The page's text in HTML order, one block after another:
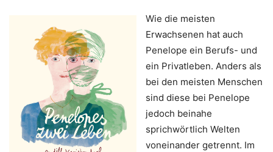
Wie die meisten
Erwachsenen hat auch
Penelope ein Berufs- und
ein Privatleben. Anders als
bei den meisten Menschen
sind diese bei Penelope
jedoch beinahe
sprichwörtlich Welten
voneinander getrennt. Im